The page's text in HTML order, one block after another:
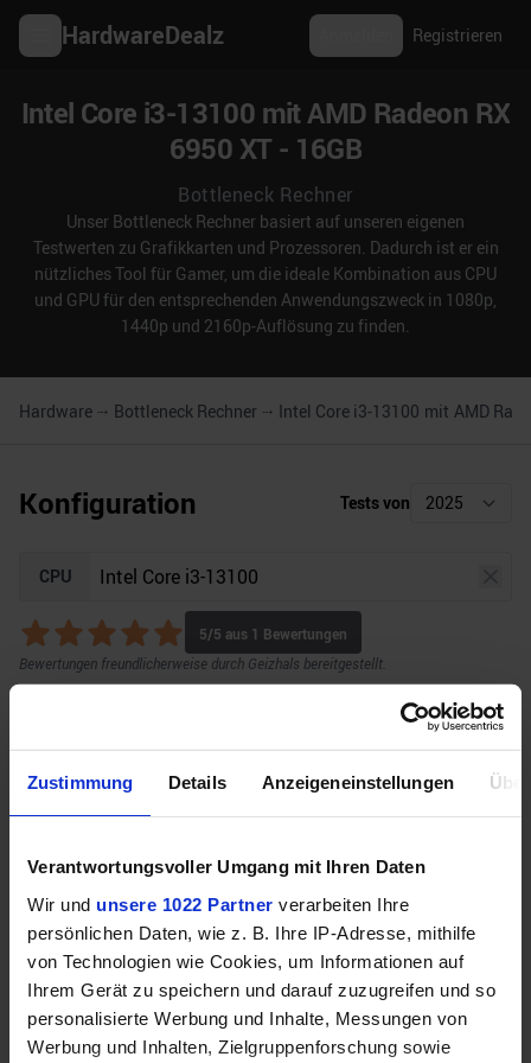
Zustimmung Details Anzeigeneinstellungen
Verantwortungsvoller Umgang mit Ihren Daten
Wir und unsere 1022 Partner verarbeiten Ihre
persönlichen Daten, wie z. B. Ihre IP-Adresse, mithilfe
von Technologien wie Cookies, um Informationen auf
Ihrem Gerät zu speichern und darauf zuzugreifen und so
personalisierte Werbung und Inhalte, Messungen von
Werbung und Inhalten, Zielgruppenforschung sowie
HardwareDealz Registrieren
Intel Core i3-13100 mit AMD Radeon RX
6950 XT - 16GB
Bottleneck Rechner
Unser Bottleneck Rechner basiert auf unseren eigenen
Testwerten zu Grafikkarten und Prozessoren. Dadurch ist er ein
nützliches Tool für Gamer, um die ideale Kombination aus CPU
und GPU für den entsprechenden Anwendungszweck in 1080p,
1440p und 2160p-Auflösung zu finden.
Hardware Bottleneck Rechner Intel Core i3-13100 mit AMD
Konfiguration Tests von
CPU
5/5 aus 1 Bewertungen
Bewertungen freundlicherweise durch Geizhals bereitgestellt.
Auflösung Raytracing
Unser Bottleneck Rechner befindet sich aktuell in
der Beta-Phase! Bugs und Fehler gerne bei uns auf
demDiscord melden. Vielen Dank!